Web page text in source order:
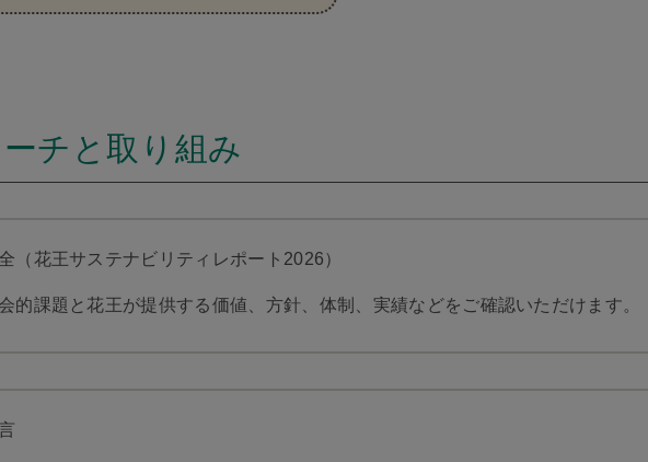
チと取り組み
（花王サステナビリティレポート2026）
的課題と花王が提供する価値、方針、体制、実績などをご確認いただけます。